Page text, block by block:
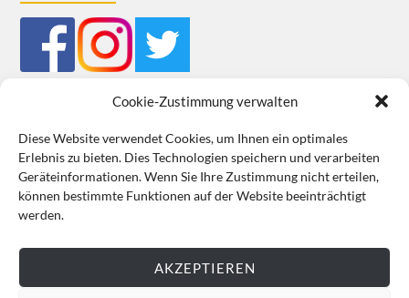
Cookie-Zustimmung verwalten
Diese Website verwendet Cookies, um Ihnen ein optimales
Erlebnis zu bieten. Dies Technologien speichern und verarbeiten
Geräteinformationen. Wenn Sie Ihre Zustimmung nicht erteilen,
können bestimmte Funktionen auf der Website beeinträchtigt
werden.
AKZEPTIEREN
Mein Bestellkonto Kundeninformationen Datenschutz
Cookie-Richtlinie (EU) Impressum
VERTRAG WIDERRUFEN